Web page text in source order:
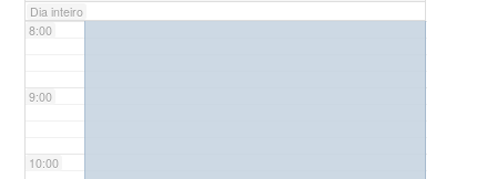
Dia inteiro
8:00
9:00
10:00